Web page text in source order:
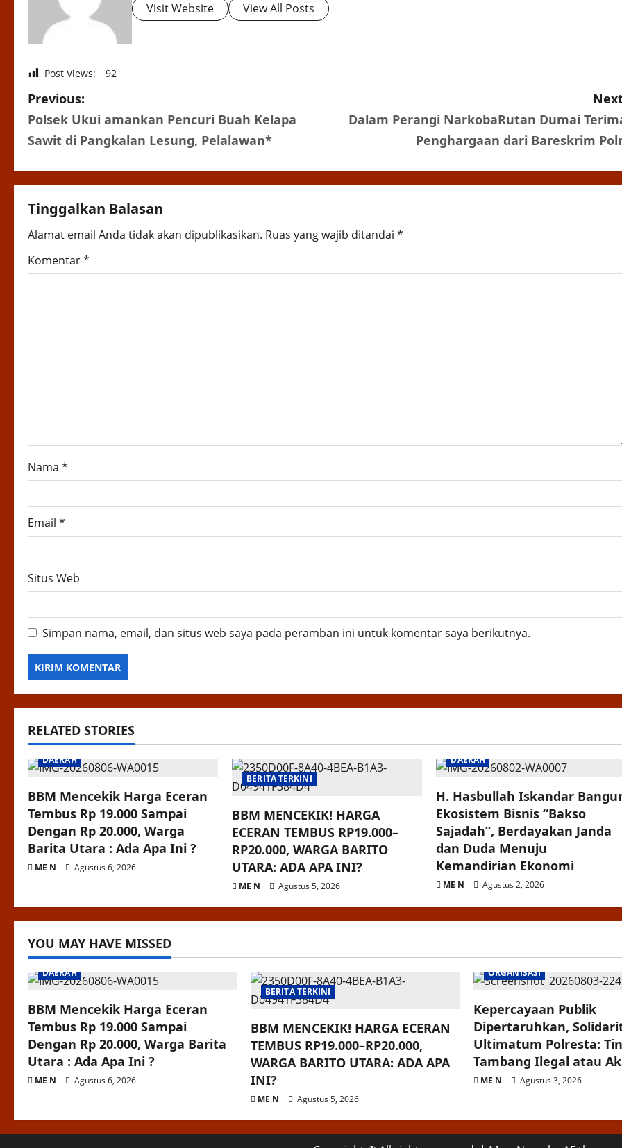
Visit Website View All Posts
Post Views: 92
P
o
t
n
a
v
o
n
Previous:
Polsek Ukui amankan Pencuri Buah Kelapa
Sawit di Pangkalan Lesung, Pelalawan*
Dalam Perangi NarkobaRutan Dumai
Penghargaan dari Bareskrim
Tinggalkan Balasan
Alamat email Anda tidak akan dipublikasikan. Ruas yang wajib ditandai *
Komentar*
Nama *
Email *
Situs Web
Simpan nama, email, dan situs web saya pada peramban ini untuk komentar saya berikutnya.
RELATED STORIES
DAERAH
BBM Mencekik Harga Eceran
Tembus Rp 19.000 Sampai
Dengan Rp 20.000, Warga
Barita Utara : Ada Apa Ini ?
ME N Agustus 6, 2026
BERITA TERKINI
BBM MENCEKIK! HARGA
ECERAN TEMBUS RP19.000–
RP20.000, WARGA BARITO
UTARA: ADA APA INI?
ME N Agustus 5, 2026
DAERAH
H. Hasbullah Iskandar
Ekosistem Bisnis “Bakso
Sajadah”, Berdayakan Janda
dan Duda Menuju
Kemandirian Ekonomi
ME N Agustus 2, 2026
YOU MAY HAVE MISSED
DAERAH
BBM Mencekik Harga Eceran
Tembus Rp 19.000 Sampai
Dengan Rp 20.000, Warga Barita
Utara : Ada Apa Ini ?
ME N Agustus 6, 2026
BERITA TERKINI
BBM MENCEKIK! HARGA ECERAN
TEMBUS RP19.000–RP20.000,
WARGA BARITO UTARA: ADA APA
INI?
ME N Agustus 5, 2026
ORGANISASI
Kepercayaan Publik
Dipertaruhkan,
Ultimatum Polresta:
Tambang Ilegal atau
ME N Agustus 3, 2026